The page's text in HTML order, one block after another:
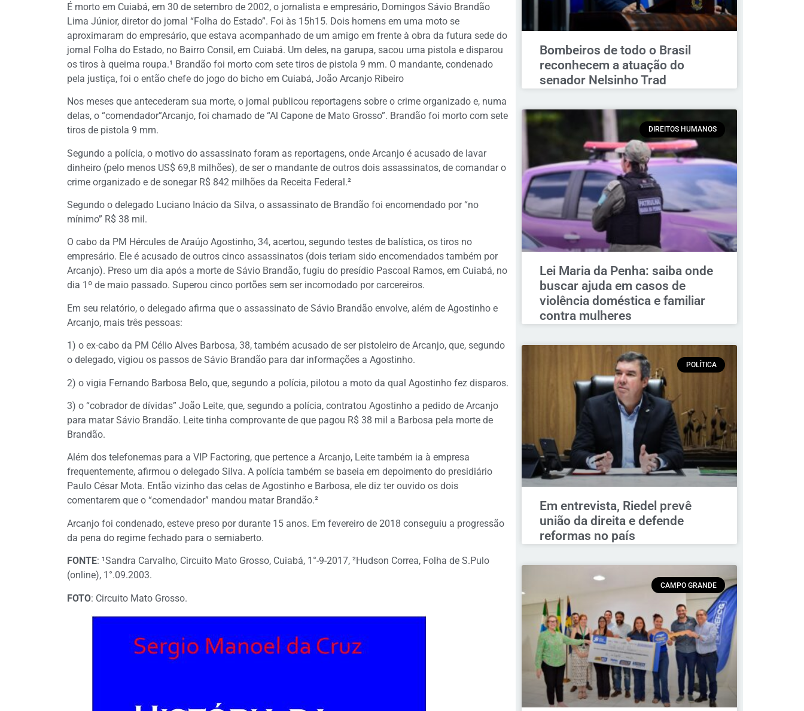
É morto em Cuiabá, em 30 de setembro de 2002, o jornalista e empresário, Domingos Sávio Brandão
Lima Júnior, diretor do jornal “Folha do Estado”. Foi às 15h15. Dois homens em uma moto se
aproximaram do empresário, que estava acompanhado de um amigo em frente à obra da futura sede do
jornal Folha do Estado, no Bairro Consil, em Cuiabá. Um deles, na garupa, sacou uma pistola e disparou
os tiros à queima roupa.¹ Brandão foi morto com sete tiros de pistola 9 mm. O mandante, condenado
pela justiça, foi o então chefe do jogo do bicho em Cuiabá, João Arcanjo Ribeiro
Nos meses que antecederam sua morte, o jornal publicou reportagens sobre o crime organizado e, numa
delas, o “comendador”Arcanjo, foi chamado de “Al Capone de Mato Grosso”. Brandão foi morto com sete
tiros de pistola 9 mm.
Segundo a polícia, o motivo do assassinato foram as reportagens, onde Arcanjo é acusado de lavar
dinheiro (pelo menos US$ 69,8 milhões), de ser o mandante de outros dois assassinatos, de comandar o
crime organizado e de sonegar R$ 842 milhões da Receita Federal.²
Segundo o delegado Luciano Inácio da Silva, o assassinato de Brandão foi encomendado por “no
mínimo” R$ 38 mil.
O cabo da PM Hércules de Araújo Agostinho, 34, acertou, segundo testes de balística, os tiros no
empresário. Ele é acusado de outros cinco assassinatos (dois teriam sido encomendados também por
Arcanjo). Preso um dia após a morte de Sávio Brandão, fugiu do presídio Pascoal Ramos, em Cuiabá, no
dia 1º de maio passado. Superou cinco portões sem ser incomodado por carcereiros.
Em seu relatório, o delegado afirma que o assassinato de Sávio Brandão envolve, além de Agostinho e
Arcanjo, mais três pessoas:
1) o ex-cabo da PM Célio Alves Barbosa, 38, também acusado de ser pistoleiro de Arcanjo, que, segundo
o delegado, vigiou os passos de Sávio Brandão para dar informações a Agostinho.
2) o vigia Fernando Barbosa Belo, que, segundo a polícia, pilotou a moto da qual Agostinho fez disparos.
3) o “cobrador de dívidas” João Leite, que, segundo a polícia, contratou Agostinho a pedido de Arcanjo
para matar Sávio Brandão. Leite tinha comprovante de que pagou R$ 38 mil a Barbosa pela morte de
Brandão.
Além dos telefonemas para a VIP Factoring, que pertence a Arcanjo, Leite também ia à empresa
frequentemente, afirmou o delegado Silva. A polícia também se baseia em depoimento do presidiário
Paulo César Mota. Então vizinho das celas de Agostinho e Barbosa, ele diz ter ouvido os dois
comentarem que o “comendador” mandou matar Brandão.²
Arcanjo foi condenado, esteve preso por durante 15 anos. Em fevereiro de 2018 conseguiu a progressão
da pena do regime fechado para o semiaberto.
FONTE: ¹Sandra Carvalho, Circuito Mato Grosso, Cuiabá, 1°-9-2017, ²Hudson Correa, Folha de S.Pulo
(online), 1°.09.2003.
FOTO: Circuito Mato Grosso.
Bombeiros de todo o Brasil
reconhecem a atuação do
senador Nelsinho Trad
DIREITOS HUMANOS
Lei Maria da Penha: saiba onde
buscar ajuda em casos de
violência doméstica e familiar
contra mulheres
POLÍTICA
Em entrevista, Riedel prevê
união da direita e defende
reformas no país
CAMPO GRANDE